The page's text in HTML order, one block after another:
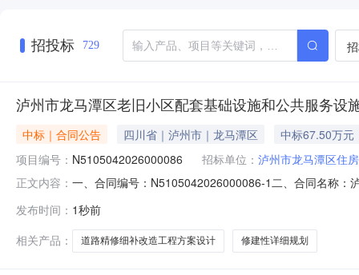
招投标 729
泸州市龙马潭区老旧小区配套基础设施和公共服务
中标｜合同公告 四川省｜泸州市｜龙马潭区
中标67.50万元
项目编号： N5105042026000086 招标单位： 泸州市龙马潭区住
正文内容： 一、合同编号：N5105042026000086-1二、合同名称：
案设计（含修建性详细规划）五、合同主体采购人（甲
方）
发布时间： 1秒前
相关产品：
道路精修细补改造工程方案设计 修建性详细规划